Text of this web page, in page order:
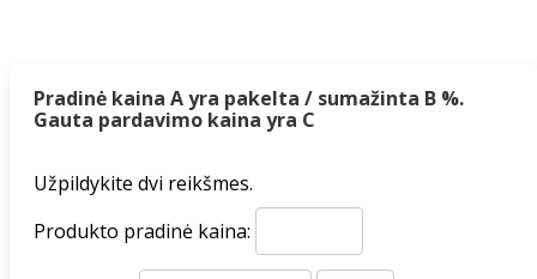
Pradinė kaina A yra pakelta / sumažinta B %.
Gauta pardavimo kaina yra C
Užpildykite dvi reikšmes.
Produkto pradinė kaina: